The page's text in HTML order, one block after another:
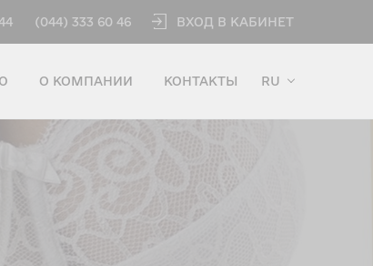
(044) 333 60 46 ВХОД В КАБИНЕТ
О КОМПАНИИ КОНТАКТЫ RU